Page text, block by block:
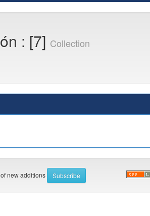
: [7] Collection
new additions